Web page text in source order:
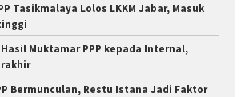
Tasikmalaya Lolos LKKM Jabar, Masuk
Muktamar PPP kepada Internal,
Bermunculan, Restu Istana Jadi Faktor